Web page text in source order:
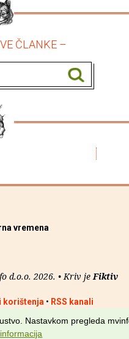
ČLANKE –
vremena
d.o.o. 2026. • Kriv jeFiktiv
korištenja • RSS kanali
Nastavkom pregleda